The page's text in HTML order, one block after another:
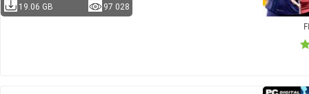
19.06 GB 97 028